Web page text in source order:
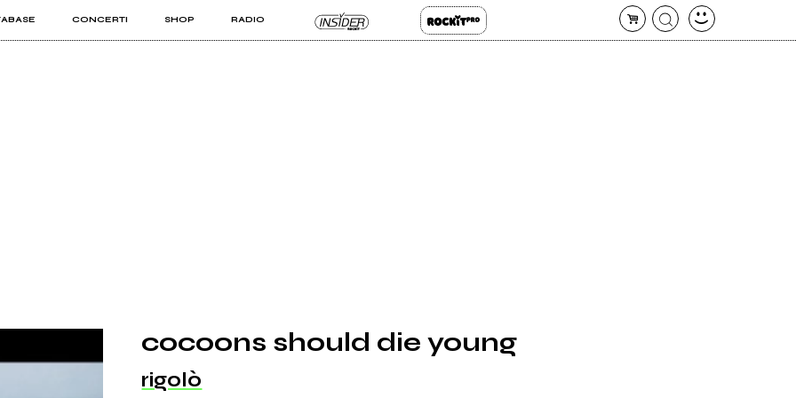
CONCERTI SHOP RADIO
PRO
cocoons should die young
rigolò